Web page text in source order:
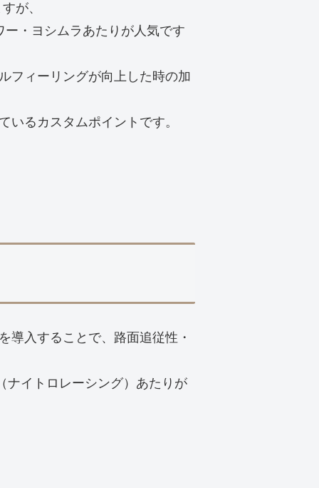
が、
・ヨシムラあたりが人気です
フィーリングが向上した時の加
るカスタムポイントです。
導入することで、路面追従性・
ナイトロレーシング）あたりが